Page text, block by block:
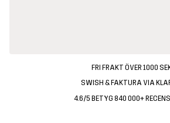
FRI FRAKT ÖVER 1000
SWISH & FAKTURA VIA
4.6/5 BETYG 840 000+